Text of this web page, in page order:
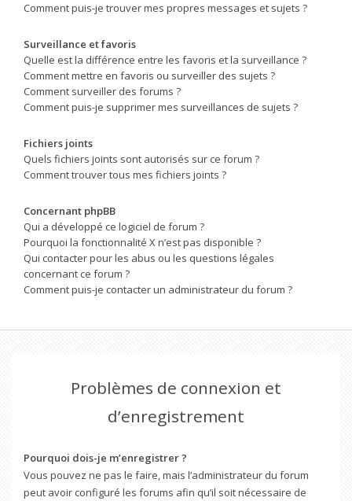
Comment puis-je trouver mes propres messages et sujets ?
Surveillance et favoris
Quelle est la différence entre les favoris et la surveillance ?
Comment mettre en favoris ou surveiller des sujets ?
Comment surveiller des forums ?
Comment puis-je supprimer mes surveillances de sujets ?
Fichiers joints
Quels fichiers joints sont autorisés sur ce forum ?
Comment trouver tous mes fichiers joints ?
Concernant phpBB
Qui a développé ce logiciel de forum ?
Pourquoi la fonctionnalité X n’est pas disponible ?
Qui contacter pour les abus ou les questions légales
concernant ce forum ?
Comment puis-je contacter un administrateur du forum ?
Problèmes de connexion et
d’enregistrement
Pourquoi dois-je m’enregistrer ?
Vous pouvez ne pas le faire, mais l’administrateur du forum
peut avoir configuré les forums afin qu’il soit nécessaire de